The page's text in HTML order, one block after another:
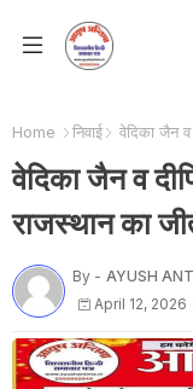
Home निवाई वेदिका जैन व
वेदिका जैन व
राजस्थान का
By - AYUSH
April 12, 2026